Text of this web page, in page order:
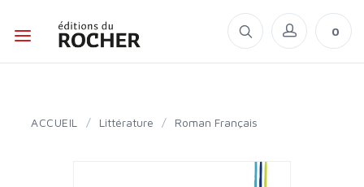
0
ACCUEIL / Littérature / Roman Français